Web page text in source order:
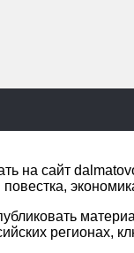
на сайт
регионах,